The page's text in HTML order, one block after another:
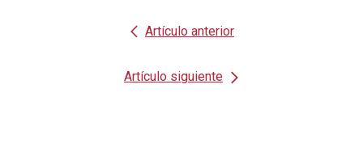
Artículo anterior
Artículo siguiente